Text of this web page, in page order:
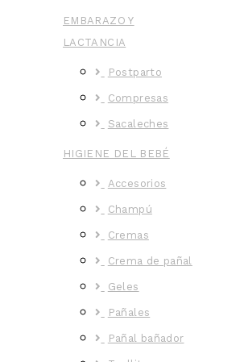
EMBARAZO Y
LACTANCIA
Postparto
Compresas
Sacaleches
HIGIENE DEL BEBÉ
Accesorios
Champú
Cremas
Crema de pañal
Geles
Pañales
Pañal bañador